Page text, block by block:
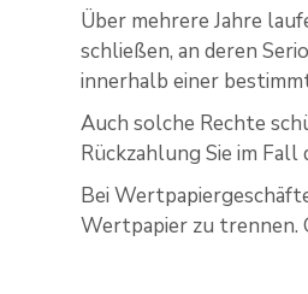
Über mehrere Jahre
schließen, an deren
innerhalb einer
Auch solche Rechte
Rückzahlung Sie im
Bei
Wertpapier zu trennen.